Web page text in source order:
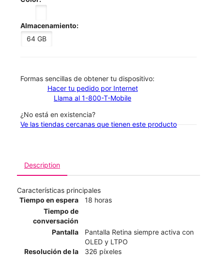
Almacenamiento:
64 GB
​​​​​​​Formas sencillas de obtener tu dispositivo:
Hacer tu pedido por Internet
Llama al 1-800-T-Mobile
¿No está en existencia?
Ve las tiendas cercanas que tienen este producto
Description
Características principales
Tiempo en espera
18 horas
Tiempo de
conversación
Pantalla
Pantalla Retina siempre activa con
OLED y LTPO
Resolución de la
326 píxeles